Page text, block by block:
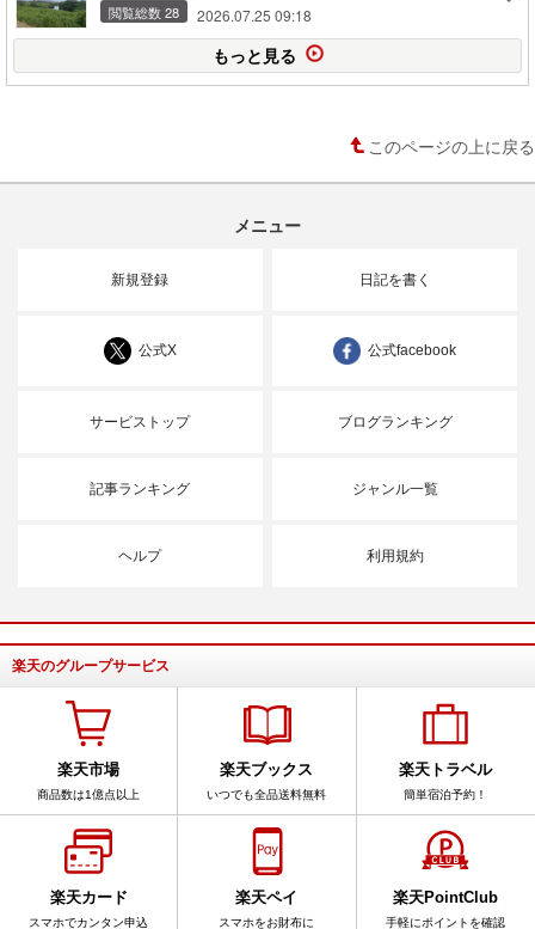
閲覧総数 28 2026.07.25 09:18
もっと見る
このページの上に戻る
メニュー
新規登録 日記を書く
公式X 公式facebook
サービストップ ブログランキング
記事ランキング ジャンル一覧
ヘルプ 利用規約
楽天のグループサービス
楽天市場
商品数は1億点以上
楽天ブックス
いつでも全品送料無料
楽天トラベル
簡単宿泊予約！
楽天カード
スマホでカンタン申込
楽天ペイ
スマホをお財布に
楽天PointClub
手軽にポイントを確認